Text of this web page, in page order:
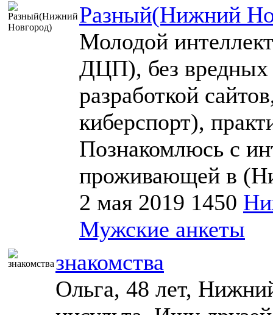
Разный(Нижний
Молодой
ДЦП), без вредных
разработкой
киберспорт),
Познакомлюсь с
проживающей в
2 мая 2019 1450
Мужские анкеты
знакомства
Ольга, 48 лет,